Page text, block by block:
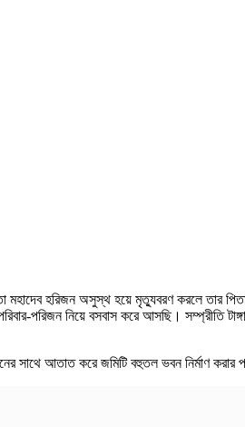
হরিজন অসুস্থ হয়ে মৃত্যুবরণ করলে তার
পরিজন নিয়ে বসবাস করে আসছি। সম্প্রীতি
আতাত করে জমিটি বহুতল ভবন নির্মাণ করার